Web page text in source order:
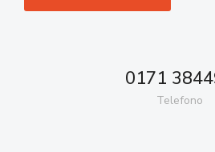
0171
Telefono